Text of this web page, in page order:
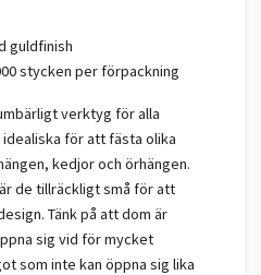
guldfinish
stycken per förpackning
verktyg för alla
för att fästa olika
kedjor och örhängen.
de tillräckligt små för att
Tänk på att dom är
sig vid för mycket
som inte kan öppna sig lika